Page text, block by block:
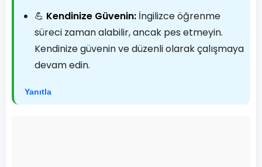
💪 Kendinize Güvenin: İngilizce öğrenme
süreci zaman alabilir, ancak pes etmeyin.
Kendinize güvenin ve düzenli olarak çalışmaya
devam edin.
Yanıtla